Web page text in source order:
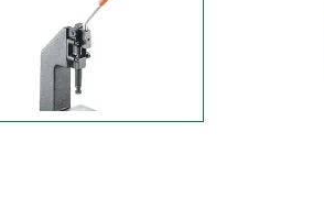
מלחצי קליבה - P600PR -
TOGGLE CLAMP - PRESS